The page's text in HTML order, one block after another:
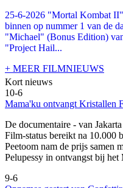
25-6-2026 "Mortal Kombat
binnen op nummer 1 van de
"Michael" (Bonus Edition)
"Project Hail...
+ MEER FILMNIEUWS
Kort nieuws
10-6
Mama'ku ontvangt Kristallen
De documentaire - van
Film-status bereikt na 10.000
Peetoom nam de prijs samen
Pelupessy in ontvangst bij
9-6